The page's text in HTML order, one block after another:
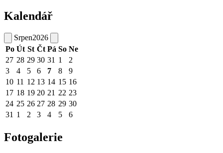
Kalendář
Srpen2026
Po Út St Čt Pá So Ne
27 28 29 30 31 1
2
3
4 5 6 7 8
9
10 11 12 13 14 15 16
17 18 19 20 21 22 23
24 25 26 27 28 29 30
31 1 2 3 4 5 6
Fotogalerie